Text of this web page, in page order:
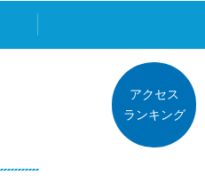
アクセス
ランキング